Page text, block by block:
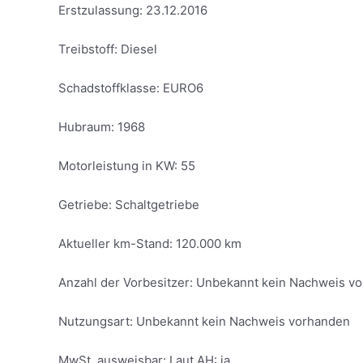
Erstzulassung: 23.12.2016
Treibstoff: Diesel
Schadstoffklasse: EURO6
Hubraum: 1968
Motorleistung in KW: 55
Getriebe: Schaltgetriebe
Aktueller km-Stand: 120.000 km
Anzahl der Vorbesitzer: Unbekannt kein Nachweis
Nutzungsart: Unbekannt kein Nachweis vorhanden